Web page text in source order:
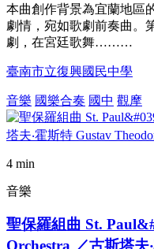
本曲創作背景為宜蘭地區
劇情，宛如歌劇前奏曲。
劇，在宮廷歌舞………
臺南市立復興國民中學
音樂 國樂合奏 國中 觀摩
4 min
音樂
聖保羅組曲 St.
Orchestra ／古斯塔夫